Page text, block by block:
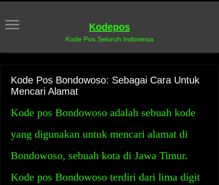
Kodepos
Kode Pos Seluruh Indonesia
Kode Pos Bondowoso: Sebagai Cara Untuk
Mencari Alamat
Kode pos Bondowoso adalah sebuah kode
yang digunakan untuk mencari alamat di
Bondowoso, sebuah kota di Jawa Timur.
Kode pos Bondowoso terdiri dari lima digit